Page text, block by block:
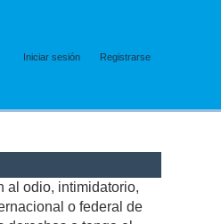
Iniciar sesión Registrarse
al odio, intimidatorio,
o federal de